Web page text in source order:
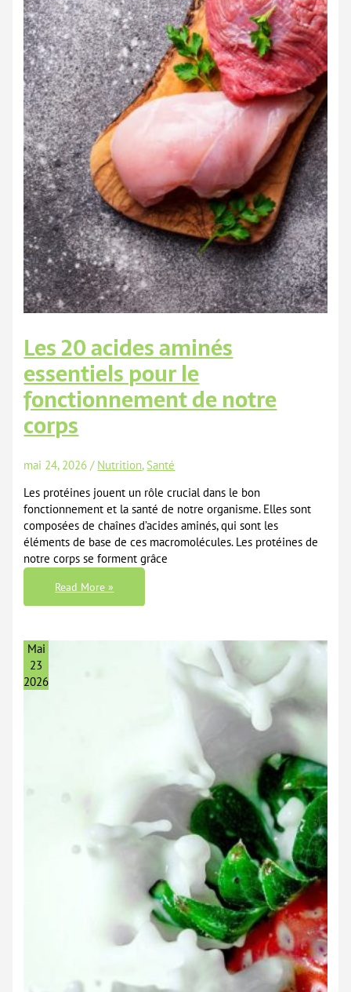
Les 20 acides aminés
essentiels pour le
fonctionnement de notre
corps
mai 24, 2026/ Nutrition, Santé
Les protéines jouent un rôle crucial dans le bon
fonctionnement et la santé de notre organisme. Elles sont
composées de chaînes d’acides aminés, qui sont les
éléments de base de ces macromolécules. Les protéines de
notre corps se forment grâce
Les
20
Acides
Le
Read More »
Mai
23
2026